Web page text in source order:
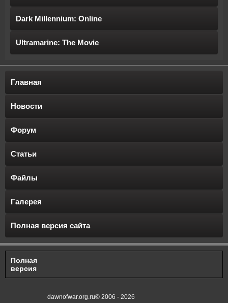
Dark Millennium: Online
Ultramarine: The Movie
Главная
Новости
Форум
Статьи
Файлы
Галерея
Полная версия сайта
Полная
версия
dawnofwar.org.ru© 2006 - 2026